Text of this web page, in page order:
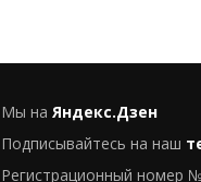
Мы на Яндекс.Дзен
Подписывайтесь на наш
Регистрационный номер